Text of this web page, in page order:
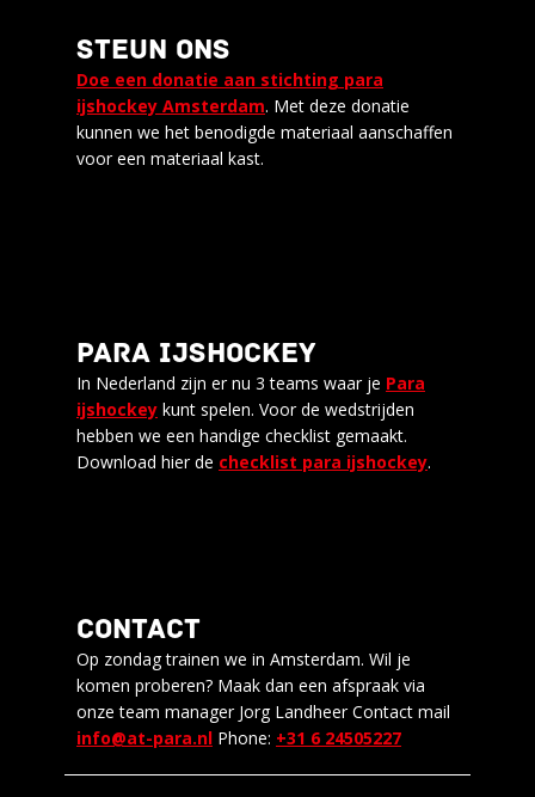
STEUN ONS
Doe een donatie aan stichting para
ijshockey Amsterdam. Met deze donatie
kunnen we het benodigde materiaal aanschaffen
voor een materiaal kast.
PARA IJSHOCKEY
In Nederland zijn er nu 3 teams waar je Para
ijshockey kunt spelen. Voor de wedstrijden
hebben we een handige checklist gemaakt.
Download hier de checklist para ijshockey.
CONTACT
Op zondag trainen we in Amsterdam. Wil je
komen proberen? Maak dan een afspraak via
onze team manager Jorg Landheer Contact mail
info@at-para.nl Phone: +31 6 24505227